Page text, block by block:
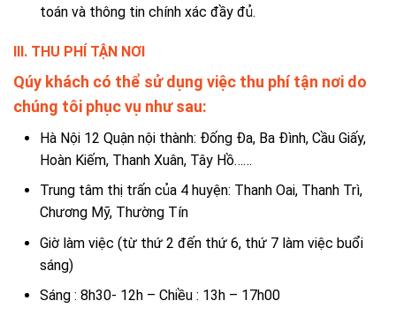
toán và thông tin chính xác đầy đủ.
III. THU PHÍ TẬN NƠI
Qúy khách có thể sử dụng việc thu phí tận nơi do
chúng tôi phục vụ như sau:
Hà Nội 12 Quận nội thành: Đống Đa, Ba Đình, Cầu Giấy,
Hoàn Kiếm, Thanh Xuân, Tây Hồ……
Trung tâm thị trấn của 4 huyện: Thanh Oai, Thanh Trì,
Chương Mỹ, Thường Tín
Giờ làm việc (từ thứ 2 đến thứ 6, thứ 7 làm việc buổi
sáng)
Sáng : 8h30- 12h – Chiều : 13h – 17h00